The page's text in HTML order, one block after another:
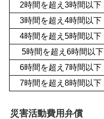
2時間を超え3時間以下
3時間を超え4時間以下
4時間を超え5時間以下
5時間を超え6時間以下
6時間を超え7時間以下
7時間を超え8時間以下
災害活動費用弁償